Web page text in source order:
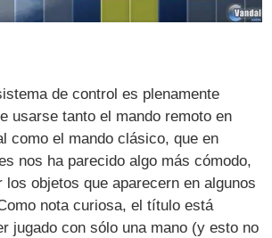
de control es plenamente
usarse tanto el mando remoto en
como el mando clásico, que en
nos ha parecido algo más cómodo,
los objetos que aparecern en algunos
nota curiosa, el título está
jugado con sólo una mano (y esto no